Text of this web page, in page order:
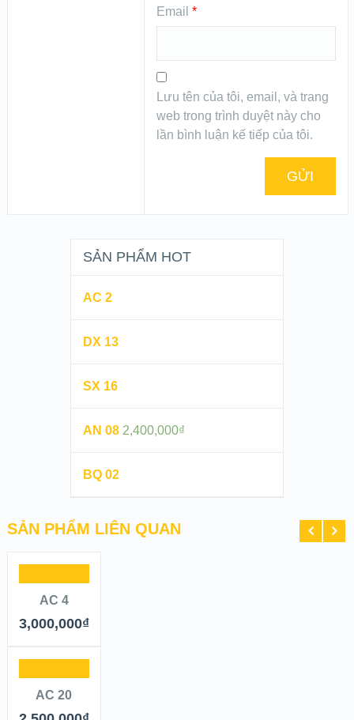
Email*
Lưu tên của tôi, email, và trang
web trong trình duyệt này cho
lần bình luận kế tiếp của tôi.
SẢN PHẨM HOT
AC 2
DX 13
SX 16
AN 08 2,400,000₫
BQ 02
SẢN PHẨM LIÊN QUAN
AC 4
3,000,000₫
AC 20